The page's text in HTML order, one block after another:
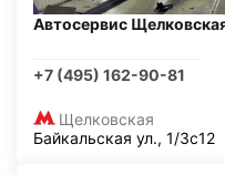
Автосервис
+7 (495) 162-90-81
Щелковская
Байкальская ул., 1/3с12